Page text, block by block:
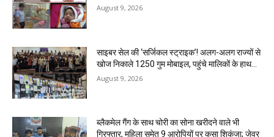
August 9, 2026
साइबर सेल की ‘सर्जिकल स्ट्राइक’! अलग-अलग राज्यों से
खोज निकाले 1250 गुम मोबाइल, पहुंचे मालिकों के हाथ…
August 9, 2026
ब्लैकमेल गैंग के साथ चोरी का सोना खरीदने वाले भी
गिरफ्तार, महिला समेत 9 आरोपियों पर कसा शिकंजा; जेवर